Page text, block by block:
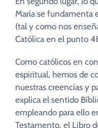
María se fundamenta
(tal y como nos
Católica en el punto
Como católicos en
espiritual, hemos de
nuestras creencias y
explica el sentido
empleando para ello
Testamento, el Libro